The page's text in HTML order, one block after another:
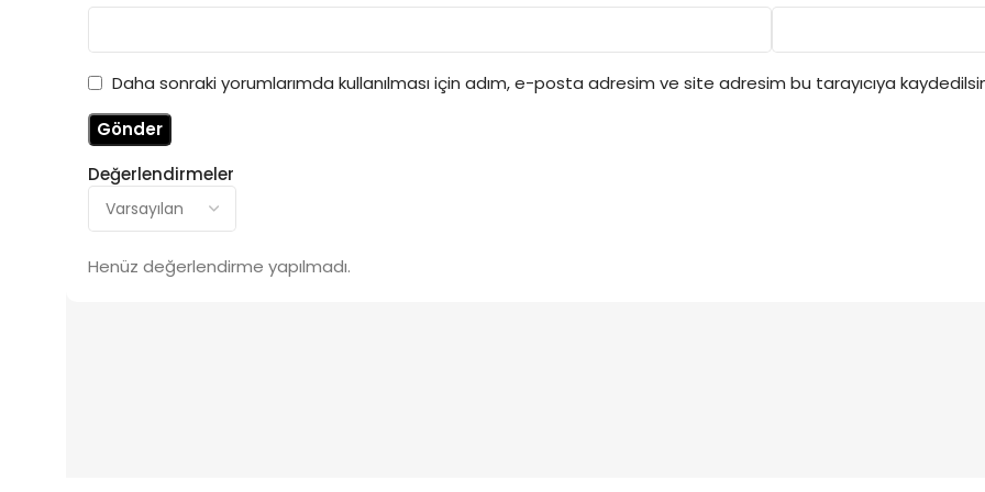
Değerlendirmeler
Henüz değerlendirme yapılmadı.
Daha sonraki yorumlarımda kullanılması için adım, e-posta adresim ve site adresim bu tarayıcıya